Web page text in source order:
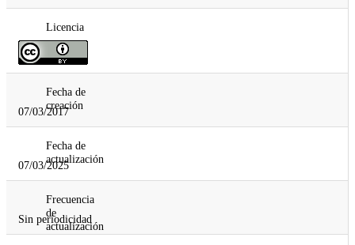
Licencia
Fecha de
creación
07/03/2017
Fecha de
actualización
07/03/2025
Frecuencia
de
actualización
Sin periodicidad